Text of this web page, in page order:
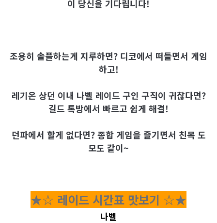
이 당신을 기다립니다!
조용히 솔플하는게 지루하면? 디코에서 떠들면서 게임
하고!
레기온 상던 이내 나벨 레이드 구인 구직이 귀찮다면?
길드 톡방에서 빠르고 쉽게 해결!
던파에서 할게 없다면? 종합 게임을 즐기면서 친목 도
모도 같이~
★☆ 레이드 시간표 맛보기 ☆★
나벨